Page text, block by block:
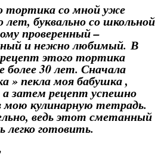
тортика со мной уже
лет, буквально со школьной
проверенный –
и нежно любимый. В
этого тортика
30 лет. Сначала
пекла моя бабушка ,
затем рецепт успешно
мою кулинарную тетрадь.
ведь этот сметанный
легко готовить.